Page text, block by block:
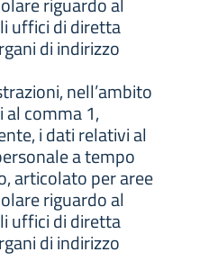
uffici di diretta
di indirizzo
nell’ambito
comma 1,
i dati relativi al
a tempo
articolato per aree
riguardo al
uffici di diretta
di indirizzo